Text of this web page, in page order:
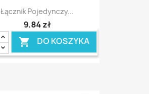
Łącznik Pojedynczy...
9,84 zł
 DO KOSZYKA